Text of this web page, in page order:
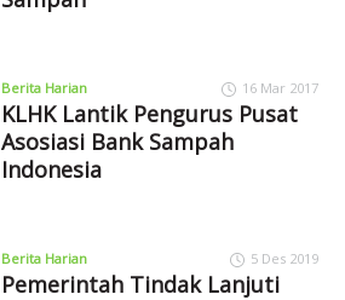
Berita Harian 16 Mar 2017
KLHK Lantik Pengurus Pusat
Asosiasi Bank Sampah
Indonesia
Berita Harian 5 Des 2019
Pemerintah Tindak Lanjuti